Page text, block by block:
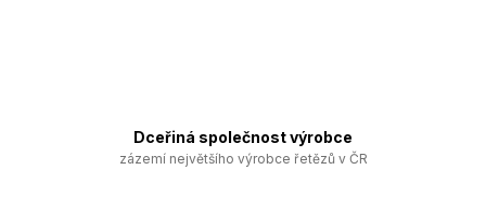
Dceřiná společnost výrobce
zázemí největšího výrobce řetězů v ČR